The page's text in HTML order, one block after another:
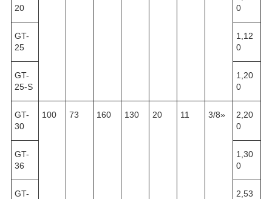
20
0
GT-
25
1,12
0
GT-
25-S
1,20
0
GT-
30
100 73 160 130 20 11 3/8»
2,20
0
GT-
36
1,30
0
GT-
2,53